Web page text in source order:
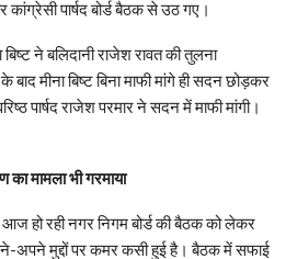
पार्षद बोर्ड बैठक से उठ गए।
बिष्ट ने बलिदानी राजेश रावत की तुलना
मीना बिष्ट बिना माफी मांगे ही सदन छोड़कर
पार्षद राजेश परमार ने सदन में माफी मांगी।
मामला भी गरमाया
आज हो रही नगर निगम बोर्ड की बैठक को लेकर
अपने मुद्दों पर कमर कसी हुई है। बैठक में सफाई